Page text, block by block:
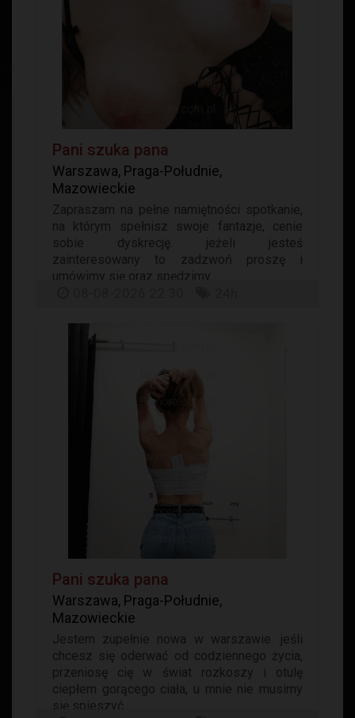
Pani szuka pana
Warszawa, Praga-Południe,
Mazowieckie
Zapraszam na pełne namiętności spotkanie,
na którym spełnisz swoje fantazje, cenie
sobie dyskrecję. jeżeli jesteś
zainteresowany to zadzwoń proszę i
umówimy się oraz spędzimy...
Pani szuka pana
Warszawa, Praga-Południe,
Mazowieckie
Jestem zupełnie nowa w warszawie. jeśli
chcesz się oderwać od codziennego życia,
przeniosę cię w świat rozkoszy i otulę
ciepłem gorącego ciała, u mnie nie musimy
się spieszyć...